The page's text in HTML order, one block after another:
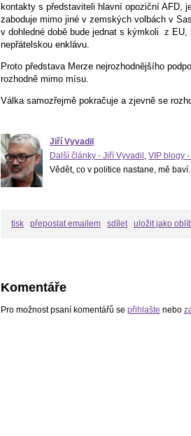
kontakty s představiteli hlavní opoziční AFD,
zaboduje mimo jiné v zemských volbách v
v dohledné době bude jednat s kýmkoli z EU,
nepřátelskou enklávu.
Proto představa Merze nejrozhodnějšího
rozhodně mimo mísu.
Válka samozřejmě pokračuje a zjevně se
Jiří Vyvadil
Další články - Jiří Vyvadil , VIP blogy -
Vědět, co v politice nastane, mě
tisk přeposlat emailem sdílet uložit jako
Komentáře
Pro možnost psaní komentářů se přihlašte nebo